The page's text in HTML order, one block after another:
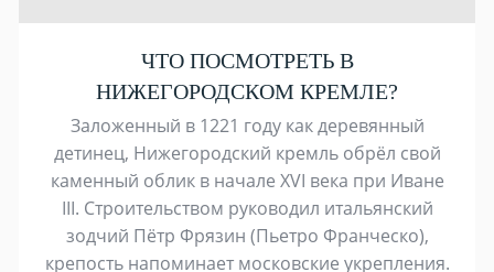
ЧТО ПОСМОТРЕТЬ В
НИЖЕГОРОДСКОМ КРЕМЛЕ?
Заложенный в 1221 году как деревянный
детинец, Нижегородский кремль обрёл свой
каменный облик в начале XVI века при Иване
III. Строительством руководил итальянский
зодчий Пётр Фрязин (Пьетро Франческо),
крепость напоминает московские укрепления.